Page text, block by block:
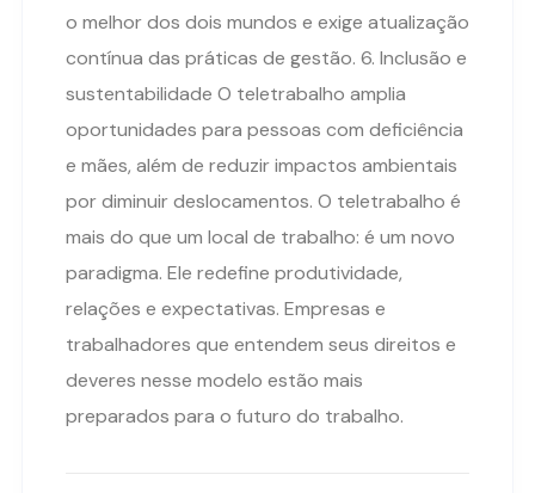
o melhor dos dois mundos e exige atualização
contínua das práticas de gestão. 6. Inclusão e
sustentabilidade O teletrabalho amplia
oportunidades para pessoas com deficiência
e mães, além de reduzir impactos ambientais
por diminuir deslocamentos. O teletrabalho é
mais do que um local de trabalho: é um novo
paradigma. Ele redefine produtividade,
relações e expectativas. Empresas e
trabalhadores que entendem seus direitos e
deveres nesse modelo estão mais
preparados para o futuro do trabalho.